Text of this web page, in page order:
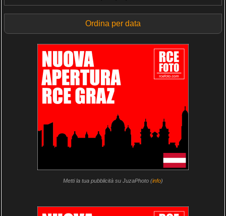
Ordina per data
Metti la tua pubblicità su JuzaPhoto (info)